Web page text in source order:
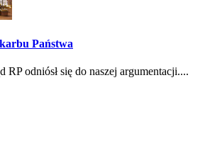
Państwa
RP odniósł się do naszej argumentacji....